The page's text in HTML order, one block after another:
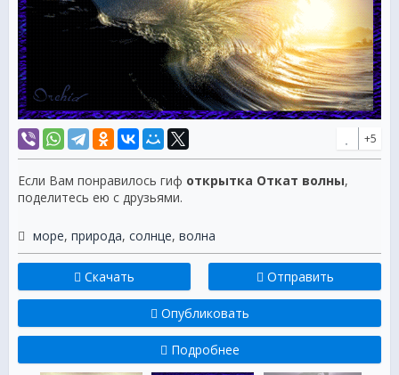
+5
Если Вам понравилось гиф открытка Откат волны,
поделитесь ею с друзьями.
море, природа, солнце, волна
Скачать Отправить
Опубликовать
Подробнее